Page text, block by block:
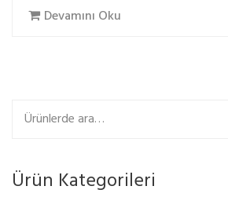
Devamını Oku
Ürün Kategorileri